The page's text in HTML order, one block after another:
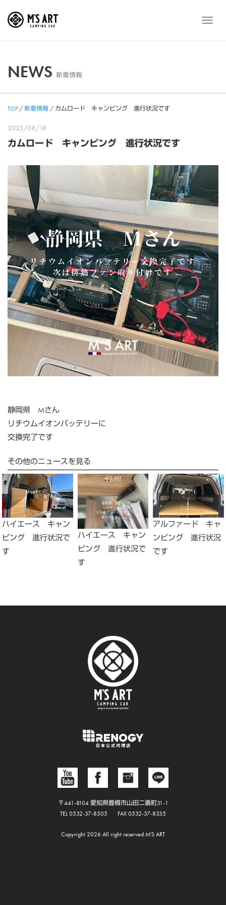
メ
NEWS 新着情報
TOP/新着情報 / カムロード キャンピング 進行状況です
2023/08/18
カムロード キャンピング 進行状況です
静岡県 Mさん
リチウムイオンバッテリーに
交換完了です
その他のニュースを見る
ハイエース キャン
ピング 進行状況で
す
ハイエース キャン
ピング 進行状況で
す
アルファード キャ
ンピング 進行状況
です
〒441-8104 愛知県豊橋市山田二番町31-1
TEL 0532-37-8505
FAX 0532-37-8335
Copyright 2026 All right reserved.M'S ART